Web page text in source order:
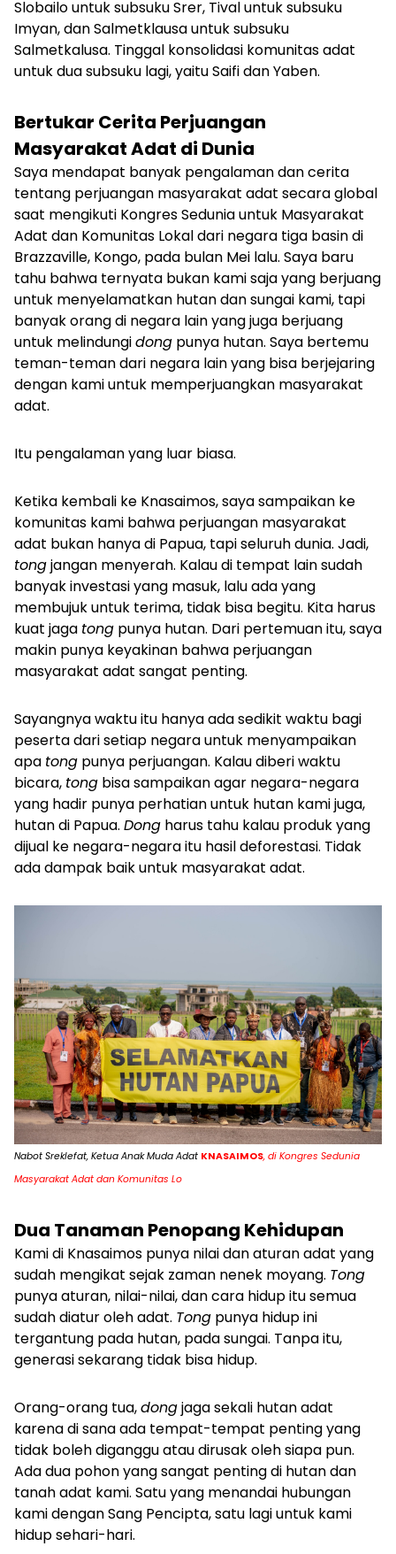
Slobailo untuk subsuku Srer, Tival untuk subsuku
Imyan, dan Salmetklausa untuk subsuku
Salmetkalusa. Tinggal konsolidasi komunitas adat
untuk dua subsuku lagi, yaitu Saifi dan Yaben.
Bertukar Cerita Perjuangan
Masyarakat Adat di Dunia
Saya mendapat banyak pengalaman dan cerita
tentang perjuangan masyarakat adat secara global
saat mengikuti Kongres Sedunia untuk Masyarakat
Adat dan Komunitas Lokal dari negara tiga basin di
Brazzaville, Kongo, pada bulan Mei lalu. Saya baru
tahu bahwa ternyata bukan kami saja yang berjuang
untuk menyelamatkan hutan dan sungai kami, tapi
banyak orang di negara lain yang juga berjuang
untuk melindungidong punya hutan. Saya bertemu
teman-teman dari negara lain yang bisa berjejaring
dengan kami untuk memperjuangkan masyarakat
adat.
Itu pengalaman yang luar biasa.
Ketika kembali ke Knasaimos, saya sampaikan ke
komunitas kami bahwa perjuangan masyarakat
adat bukan hanya di Papua, tapi seluruh dunia. Jadi,
tongjangan menyerah. Kalau di tempat lain sudah
banyak investasi yang masuk, lalu ada yang
membujuk untuk terima, tidak bisa begitu. Kita harus
kuat jaga tong punya hutan. Dari pertemuan itu, saya
makin punya keyakinan bahwa perjuangan
masyarakat adat sangat penting.
Sayangnya waktu itu hanya ada sedikit waktu bagi
peserta dari setiap negara untuk menyampaikan
apa tong punya perjuangan. Kalau diberi waktu
bicara, tong bisa sampaikan agar negara-negara
yang hadir punya perhatian untuk hutan kami juga,
hutan di Papua. Dong harus tahu kalau produk yang
dijual ke negara-negara itu hasil deforestasi. Tidak
ada dampak baik untuk masyarakat adat.
Nabot Sreklefat, Ketua Anak Muda Adat KNASAIMOS, di Kongres Sedunia
Masyarakat Adat dan Komunitas Lo
Dua Tanaman Penopang Kehidupan
Kami di Knasaimos punya nilai dan aturan adat yang
sudah mengikat sejak zaman nenek moyang. Tong
punya aturan, nilai-nilai, dan cara hidup itu semua
sudah diatur oleh adat. Tong punya hidup ini
tergantung pada hutan, pada sungai. Tanpa itu,
generasi sekarang tidak bisa hidup.
Orang-orang tua,dongjaga sekali hutan adat
karena di sana ada tempat-tempat penting yang
tidak boleh diganggu atau dirusak oleh siapa pun.
Ada dua pohon yang sangat penting di hutan dan
tanah adat kami. Satu yang menandai hubungan
kami dengan Sang Pencipta, satu lagi untuk kami
hidup sehari-hari.